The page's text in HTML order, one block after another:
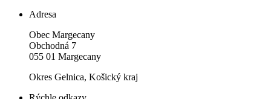
Adresa
Obec Margecany
Obchodná 7
055 01 Margecany
Okres Gelnica, Košický kraj